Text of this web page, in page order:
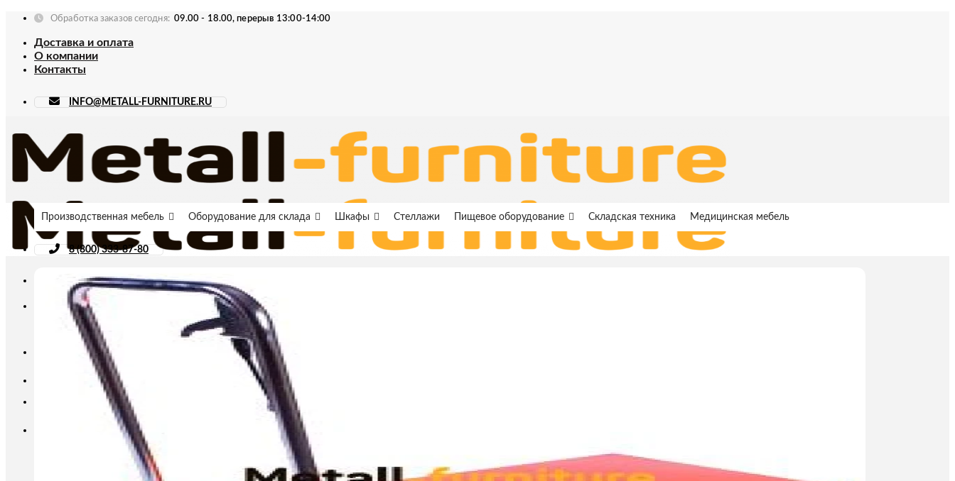
Skip
content
Обработка заказов сегодня: 09.00 - 18.00, перерыв 13:00-14:00
Доставка и оплата
О компании
Контакты
INFO@METALL-FURNITURE.RU
Искать:
INFO@METALL-FURNITURE.RU
8 (800) 333-87-80
Производственная мебель Оборудование для склада Шкафы Стеллажи Пищевое оборудование Складская техника Медицинская мебель
8 (800) 333-87-80